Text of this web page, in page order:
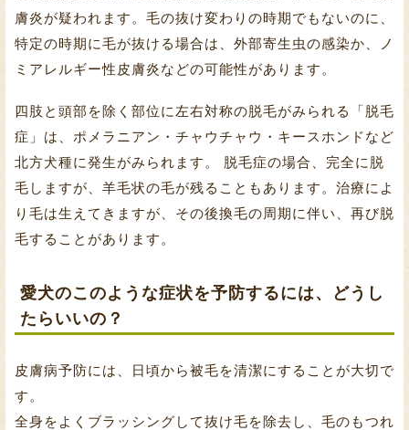
膚炎が疑われます。毛の抜け変わりの時期でもないのに、
特定の時期に毛が抜ける場合は、外部寄生虫の感染か、ノ
ミアレルギー性皮膚炎などの可能性があります。
四肢と頭部を除く部位に左右対称の脱毛がみられる「脱毛
症」は、ポメラニアン・チャウチャウ・キースホンドなど
北方犬種に発生がみられます。 脱毛症の場合、完全に脱
毛しますが、羊毛状の毛が残ることもあります。治療によ
り毛は生えてきますが、その後換毛の周期に伴い、再び脱
毛することがあります。
愛犬のこのような症状を予防するには、どうし
たらいいの？
皮膚病予防には、日頃から被毛を清潔にすることが大切で
す。
全身をよくブラッシングして抜け毛を除去し、毛のもつれ